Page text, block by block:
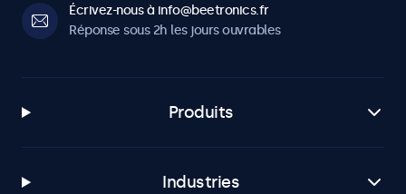
Écrivez-nous à info@beetronics.fr
Réponse sous 2h les jours ouvrables
Produits
Industries